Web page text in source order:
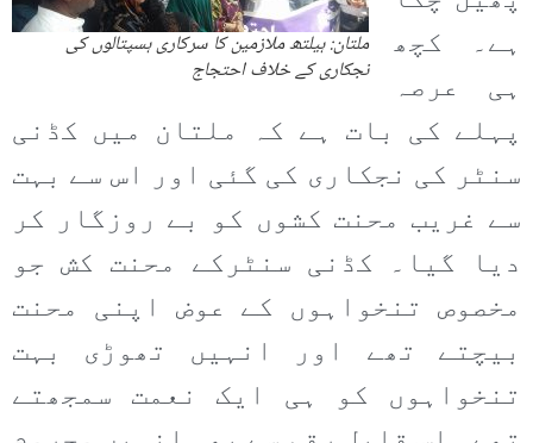
ملتان: ہیلتھ ملازمین کا سرکاری ہسپتالوں کی
نجکاری کے خلاف احتجاج
ہے۔ کچھ
ہی عرصہ
پہلے کی بات ہے کہ ملتان میں کڈنی
سنٹر کی نجکاری کی گئی اور اس سے بہت
سے غریب محنت کشوں کو بے روزگار کر
دیا گیا۔ کڈنی سنٹرکے محنت کش جو
مخصوص تنخواہوں کے عوض اپنی محنت
بیچتے تھے اور انہیں تھوڑی بہت
تنخواہوں کو ہی ایک نعمت سمجھتے